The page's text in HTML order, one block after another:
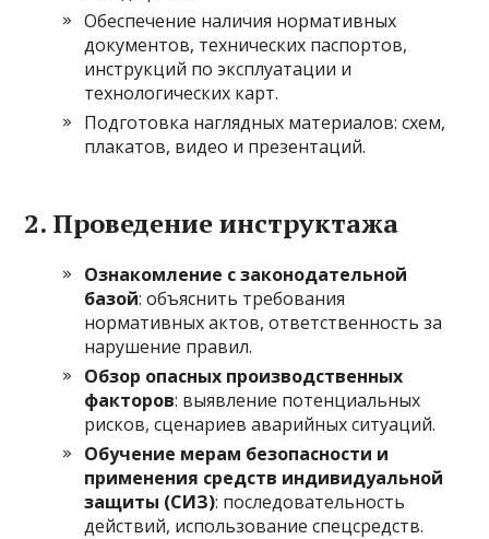
Обеспечение наличия нормативных
документов, технических паспортов,
инструкций по эксплуатации и
технологических карт.
Подготовка наглядных материалов: схем,
плакатов, видео и презентаций.
2. Проведение инструктажа
Ознакомление с законодательной
базой: объяснить требования
нормативных актов, ответственность за
нарушение правил.
Обзор опасных производственных
факторов: выявление потенциальных
рисков, сценариев аварийных ситуаций.
Обучение мерам безопасности и
применения средств индивидуальной
защиты (СИЗ): последовательность
действий, использование спецсредств.